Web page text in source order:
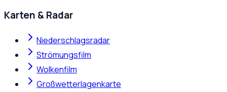
Karten & Radar
Niederschlagsradar
Strömungsfilm
Wolkenfilm
Großwetterlagenkarte